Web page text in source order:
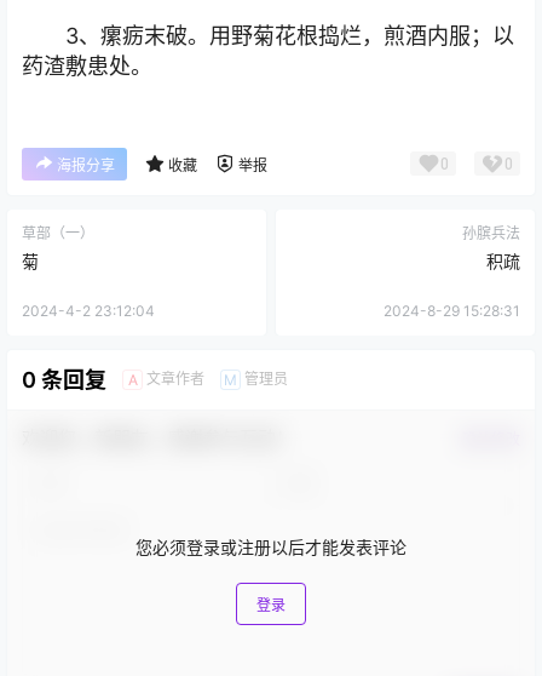
3、瘰疬末破。用野菊花根捣烂，煎酒内服；以
药渣敷患处。
海报分享 收藏 举报 0 0
草部（一）
菊
2024-4-2 23:12:04
孙膑兵法
积疏
2024-8-29 15:28:31
0 条回复 A 文章作者 M 管理员
您必须登录或注册以后才能发表评论
登录